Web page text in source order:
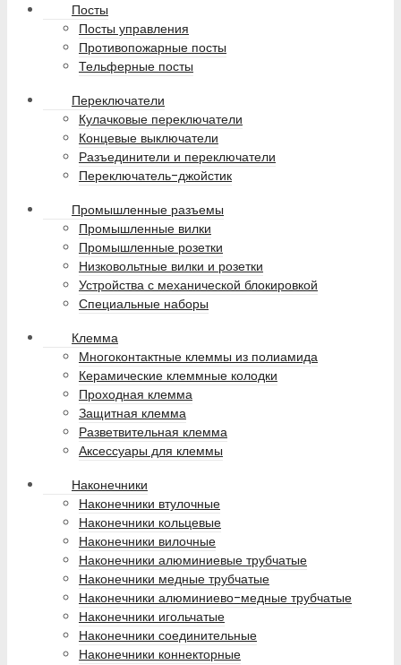
Посты
Посты управления
Противопожарные посты
Тельферные посты
Переключатели
Кулачковые переключатели
Концевые выключатели
Разъединители и переключатели
Переключатель-джойстик
Промышленные разъемы
Промышленные вилки
Промышленные розетки
Низковольтные вилки и розетки
Устройства с механической блокировкой
Специальные наборы
Клемма
Многоконтактные клеммы из полиамида
Керамические клеммные колодки
Проходная клемма
Защитная клемма
Разветвительная клемма
Аксессуары для клеммы
Наконечники
Наконечники втулочные
Наконечники кольцевые
Наконечники вилочные
Наконечники алюминиевые трубчатые
Наконечники медные трубчатые
Наконечники алюминиево-медные трубчатые
Наконечники игольчатые
Наконечники соединительные
Наконечники коннекторные